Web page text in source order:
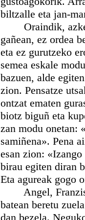
biltzalle eta jan-
Oraindik,
gañean, ez ordea
eta ez gurutzeko
semea eskale
bazuen, alde
zion. Pensatze
ontzat ematen
biotz biguñ eta
zan modu onetan:
samiñena». Pena
esan zion:
birau egiten diran
Eta agureak gogo
Angel,
batean beretu
dan bezela.